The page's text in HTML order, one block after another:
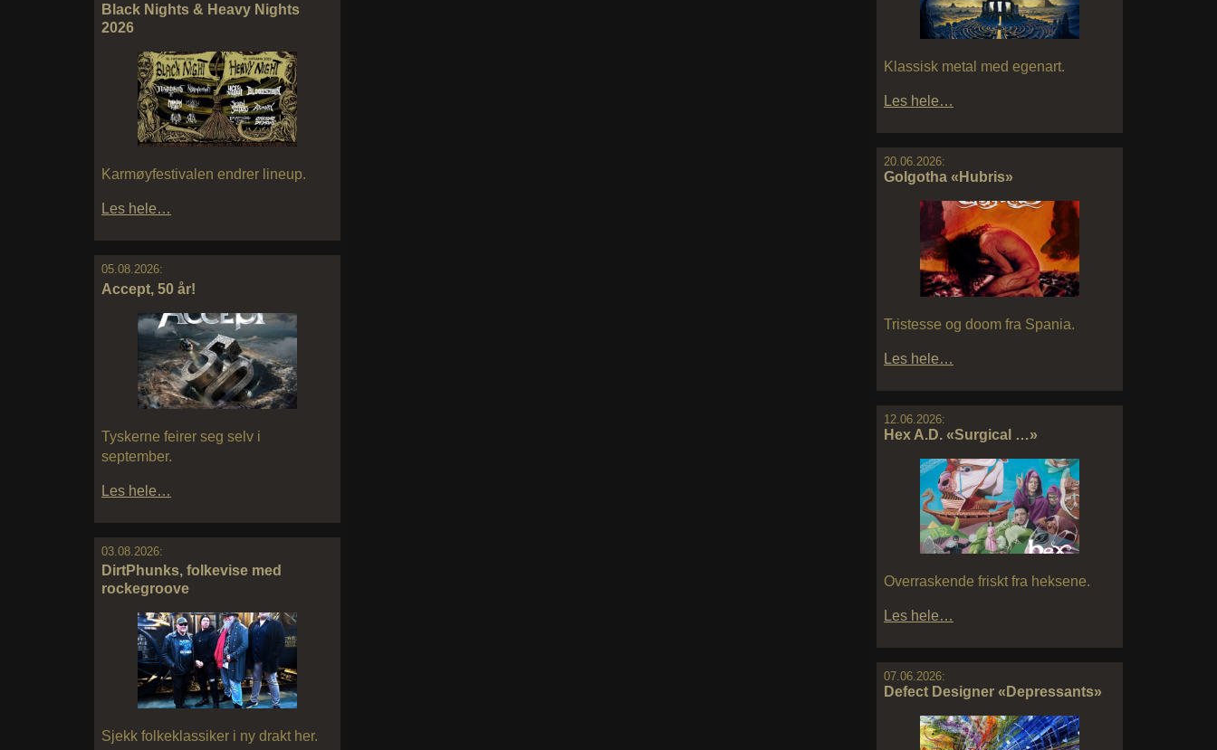
Black Nights & Heavy Nights
2026
Karmøyfestivalen endrer lineup.
Les hele…
05.08.2026:
Accept, 50 år!
Tyskerne feirer seg selv i
september.
Les hele…
03.08.2026:
DirtPhunks, folkevise med
rockegroove
Sjekk folkeklassiker i ny drakt her.
Klassisk metal med egenart.
Les hele…
20.06.2026:
Golgotha «Hubris»
Tristesse og doom fra Spania.
Les hele…
12.06.2026:
Hex A.D. «Surgical …»
Overraskende friskt fra heksene.
Les hele…
07.06.2026:
Defect Designer «Depressants»